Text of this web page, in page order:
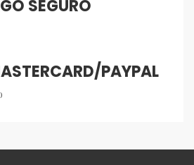
SEGURO
PAYPAL